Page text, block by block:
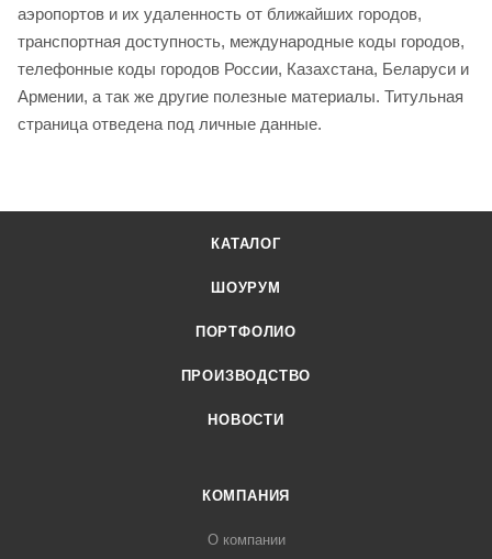
аэропортов и их удаленность от ближайших городов,
транспортная доступность, международные коды городов,
телефонные коды городов России, Казахстана, Беларуси и
Армении, а так же другие полезные материалы. Титульная
страница отведена под личные данные.
КАТАЛОГ
ШОУРУМ
ПОРТФОЛИО
ПРОИЗВОДСТВО
НОВОСТИ
КОМПАНИЯ
О компании